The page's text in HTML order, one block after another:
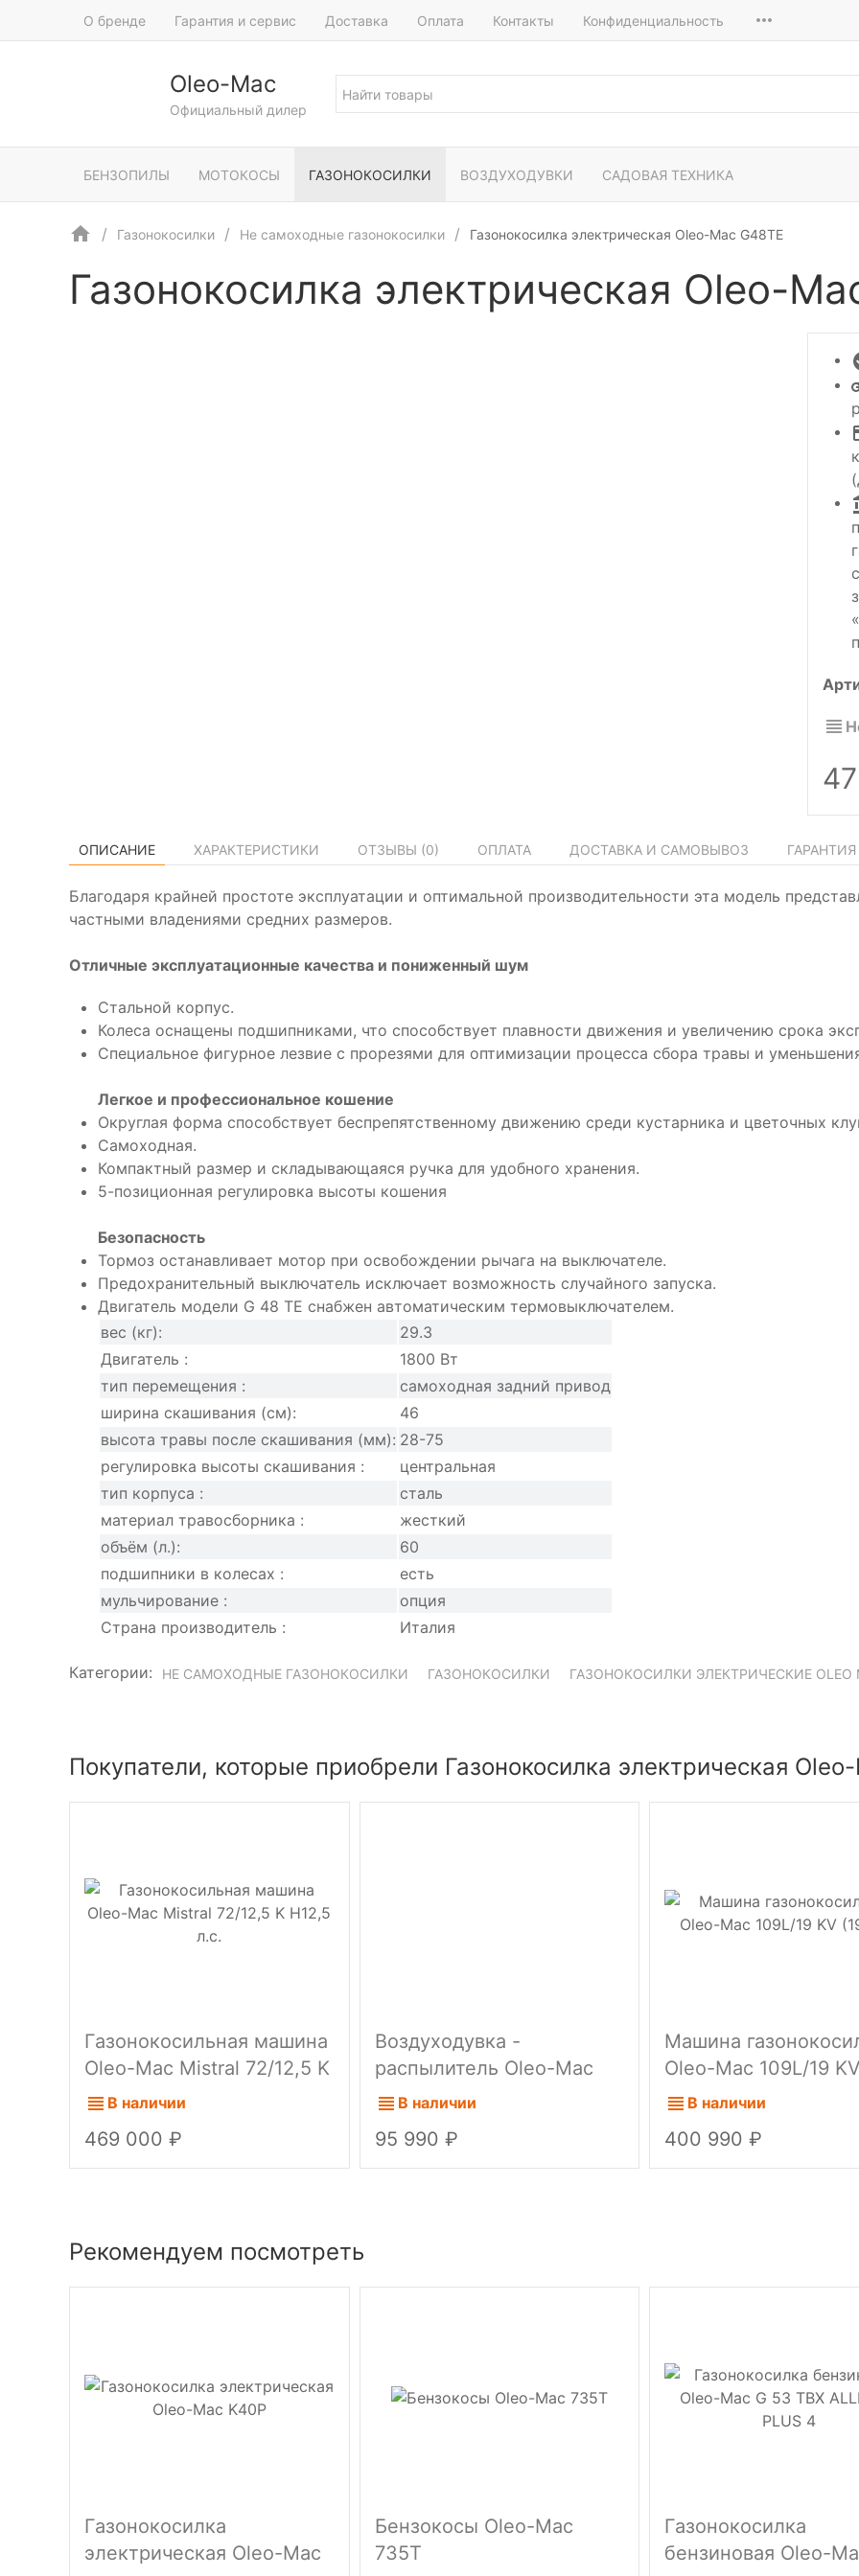
О бренде Гарантия и сервис Доставка Оплата Контакты Конфиденциальность
Oleo-Mac
Официальный дилер
БЕНЗОПИЛЫ МОТОКОСЫ ГАЗОНОКОСИЛКИ ВОЗДУХОДУВКИ САДОВАЯ ТЕХНИКА
Газонокосилки Не самоходные газонокосилки Газонокосилка электрическая Oleo-Mac G48TE
Газонокосилка электрическая Oleo-
ОПИСАНИЕ ХАРАКТЕРИСТИКИ ОТЗЫВЫ (0) ОПЛАТА ДОСТАВКА И САМОВЫВОЗ ГАРАНТИЯ
Благодаря крайней простоте эксплуатации и оптимальной производительности эта модель
частными владениями средних размеров.
Отличные эксплуатационные качества и пониженный шум
Стальной корпус.
Колеса оснащены подшипниками, что способствует плавности движения и увеличению срока
Специальное фигурное лезвие с прорезями для оптимизации процесса сбора травы и
Легкое и профессиональное кошение
Округлая форма способствует беспрепятственному движению среди кустарника и цветочных
Самоходная.
Компактный размер и складывающаяся ручка для удобного хранения.
5-позиционная регулировка высоты кошения
Безопасность
Тормоз останавливает мотор при освобождении рычага на выключателе.
Предохранительный выключатель исключает возможность случайного запуска.
Двигатель модели G 48 TE снабжен автоматическим термовыключателем.
вес (кг):
29.3
Двигатель :
1800 Вт
тип перемещения :
самоходная задний привод
ширина скашивания (см):
46
высота травы после скашивания (мм): 28-75
регулировка высоты скашивания :
центральная
тип корпуса :
сталь
материал травосборника :
жесткий
объём (л.):
60
подшипники в колесах :
есть
мульчирование :
опция
Страна производитель :
Италия
Категории: НЕ САМОХОДНЫЕ ГАЗОНОКОСИЛКИ ГАЗОНОКОСИЛКИ ГАЗОНОКОСИЛКИ ЭЛЕКТРИЧЕСКИЕ OLEO
Покупатели, которые приобрели Газонокосилка электрическая
Газонокосильная машина
Oleo-Mac Mistral 72/12,5 K
H12,5 л.с.
В наличии
469 000
Воздуходувка -
распылитель Oleo-Mac
AM 163 ранцевая
В наличии
95 990
Машина
Oleo-Mac 109L/19
л.с.)В наличии
400 990
Рекомендуем посмотреть
Газонокосилка
электрическая Oleo-Mac
Бензокосы Oleo-Mac
735T
Газонокосилка
бензиновая Oleo-